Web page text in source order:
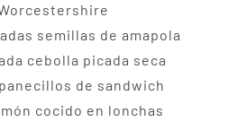
semillas de amapola
cebolla picada seca
de sandwich
cocido en lonchas